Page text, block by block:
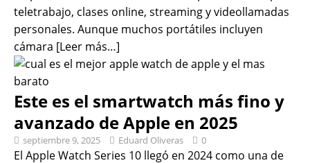
teletrabajo, clases online, streaming y videollamadas
personales. Aunque muchos portátiles incluyen
cámara [Leer más…]
Este es el smartwatch más fino y
avanzado de Apple en 2025
septiembre 9, 2025 Eduard Oliveras 0
El Apple Watch Series 10 llegó en 2024 como una de